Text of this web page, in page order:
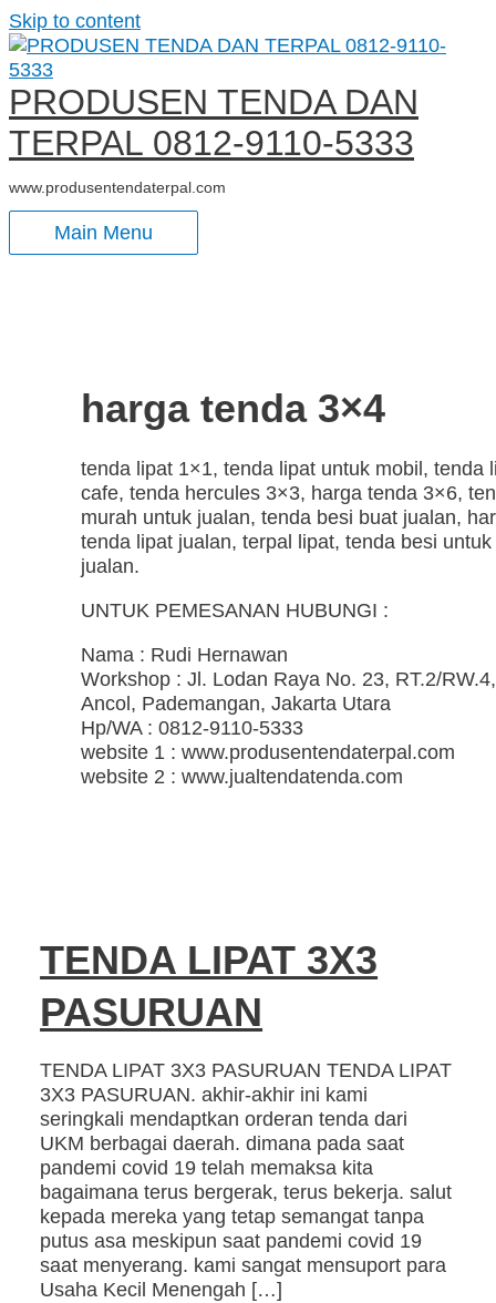
Skip to content
PRODUSEN TENDA DAN
TERPAL 0812-9110-5333
www.produsentendaterpal.com
Main Menu
harga tenda 3×4
tenda lipat 1×1, tenda lipat untuk mobil, tenda
cafe, tenda hercules 3×3, harga tenda 3×6,
murah untuk jualan, tenda besi buat jualan,
tenda lipat jualan, terpal lipat, tenda besi untuk
jualan.
UNTUK PEMESANAN HUBUNGI :
Nama : Rudi Hernawan
Workshop : Jl. Lodan Raya No. 23, RT.2/RW.4,
Ancol, Pademangan, Jakarta Utara
Hp/WA : 0812-9110-5333
website 1 : www.produsentendaterpal.com
website 2 : www.jualtendatenda.com
TENDA LIPAT 3X3
PASURUAN
TENDA LIPAT 3X3 PASURUAN TENDA LIPAT
3X3 PASURUAN. akhir-akhir ini kami
seringkali mendaptkan orderan tenda dari
UKM berbagai daerah. dimana pada saat
pandemi covid 19 telah memaksa kita
bagaimana terus bergerak, terus bekerja. salut
kepada mereka yang tetap semangat tanpa
putus asa meskipun saat pandemi covid 19
saat menyerang. kami sangat mensuport para
Usaha Kecil Menengah […]